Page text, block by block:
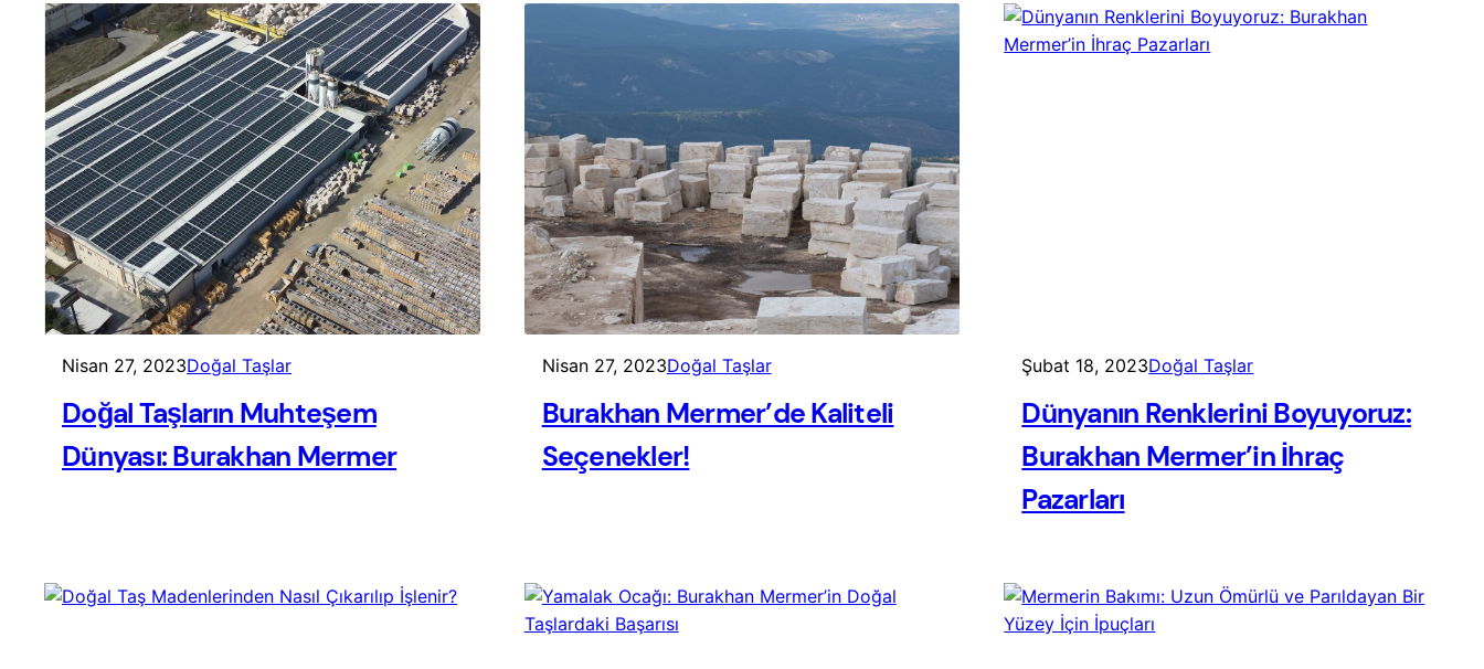
Nisan 27, 2023Doğal Taşlar
Doğal Taşların Muhteşem
Dünyası: Burakhan Mermer
Nisan 27, 2023Doğal Taşlar
Burakhan Mermer’de Kaliteli
Seçenekler!
Şubat 18, 2023Doğal Taşlar
Dünyanın Renklerini Boyuyoruz:
Burakhan Mermer’in İhraç
Pazarları